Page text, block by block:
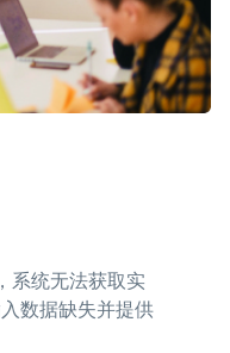
系统无法获取实
数据缺失并提供